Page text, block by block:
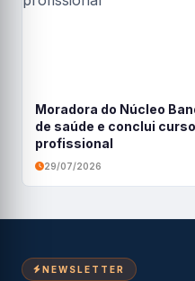
Moradora do Núcleo
de saúde e conclui
profissional
29/07/2026
NEWSLETTER